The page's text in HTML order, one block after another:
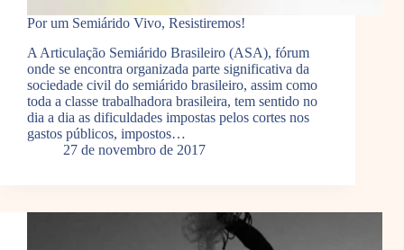
Por um Semiárido Vivo, Resistiremos!
A Articulação Semiárido Brasileiro (ASA), fórum
onde se encontra organizada parte significativa da
sociedade civil do semiárido brasileiro, assim como
toda a classe trabalhadora brasileira, tem sentido no
dia a dia as dificuldades impostas pelos cortes nos
gastos públicos, impostos…
27 de novembro de 2017